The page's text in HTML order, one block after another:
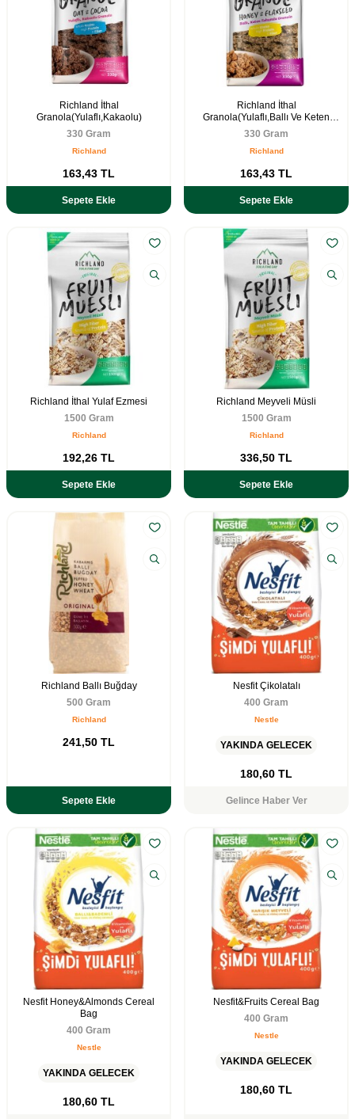
Richland İthal
Granola(Yulaflı,Kakaolu)
330 Gram
Richland
163,43 TL
Sepete Ekle
Richland İthal
Granola(Yulaflı,Ballı Ve Keten
Tohumlu)
330 Gram
Richland
163,43 TL
Sepete Ekle
Richland İthal Yulaf Ezmesi
1500 Gram
Richland
192,26 TL
Sepete Ekle
Richland Meyveli Müsli
1500 Gram
Richland
336,50 TL
Sepete Ekle
Richland Ballı Buğday
500 Gram
Richland
241,50 TL
Sepete Ekle
Nesfit Çikolatalı
400 Gram
Nestle
YAKINDA GELECEK
180,60 TL
Gelince Haber Ver
Nesfit Honey&Almonds Cereal
Bag
400 Gram
Nestle
YAKINDA GELECEK
180,60 TL
Nesfit&Fruits Cereal Bag
400 Gram
Nestle
YAKINDA GELECEK
180,60 TL